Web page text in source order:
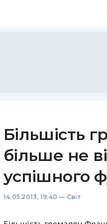
Більшість
більше не
успішного
14.05.2013, 19:40 — Світ